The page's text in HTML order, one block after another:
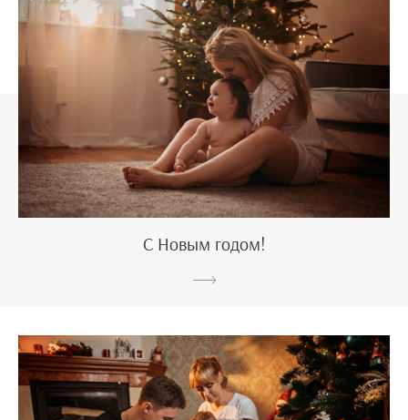
С Новым годом!